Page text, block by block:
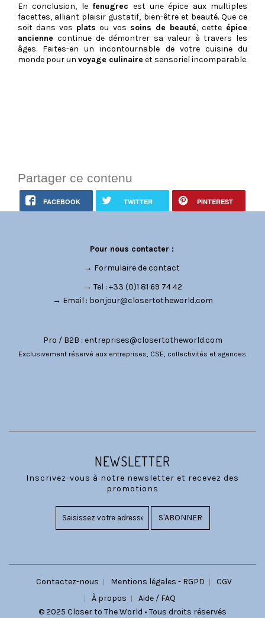
En conclusion, le fenugrec est une épice aux multiples
facettes, alliant plaisir gustatif, bien-être et beauté. Que ce
soit dans vos plats ou vos soins de beauté, cetteépice
ancienne continue de démontrer sa valeur à travers les
âges. Faites-en un incontournable de votre cuisine du
monde pour un voyage culinaire et sensoriel incomparable.
Partager ce contenu
FACEBOOK TWITTER PINTEREST
Pour nous contacter :
→ Formulaire de contact
→ Tel : +33 (0)1 81 69 74 42
→ Email : bonjour@closertotheworld.com
Pro / B2B : entreprises@closertotheworld.com
Exclusivement réservé aux entreprises, CSE, collectivités et agences.
NEWSLETTER
Inscrivez-vous à notre newsletter et recevez des
promotions
S'ABONNER
Contactez-nous Mentions légales - RGPD
CGV
À propos
Aide / FAQ
© 2025 Closer to The World • Tous droits réservés